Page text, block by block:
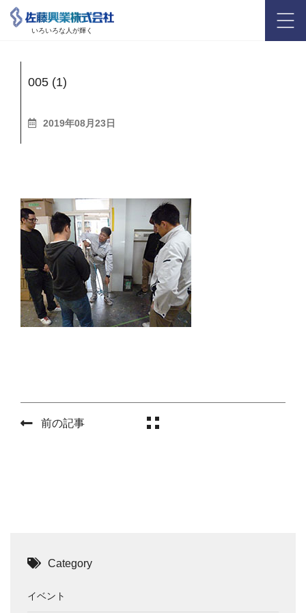
いろいろな人が輝く
005 (1)
2019年08月23日
前の記事
Category
イベント